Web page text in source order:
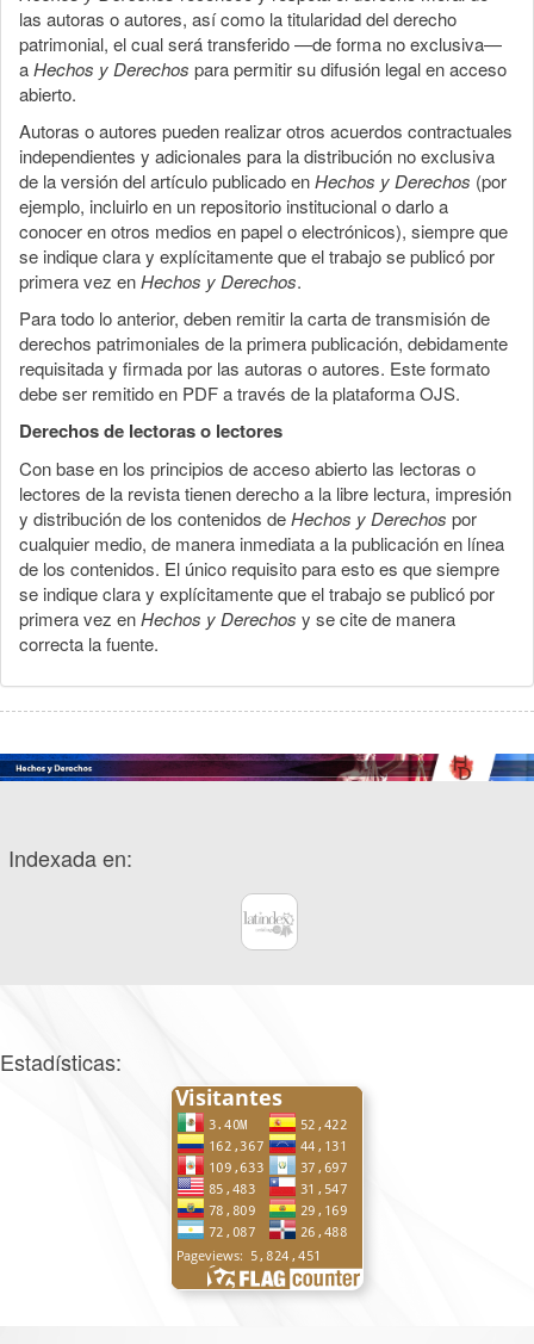
las autoras o autores, así como la titularidad del derecho
patrimonial, el cual será transferido —de forma no exclusiva—
aHechos y Derechos para permitir su difusión legal en acceso
abierto.
Autoras o autores pueden realizar otros acuerdos contractuales
independientes y adicionales para la distribución no exclusiva
de la versión del artículo publicado enHechos y Derechos (por
ejemplo, incluirlo en un repositorio institucional o darlo a
conocer en otros medios en papel o electrónicos), siempre que
se indique clara y explícitamente que el trabajo se publicó por
primera vez enHechos y Derechos.
Para todo lo anterior, deben remitir la carta de transmisión de
derechos patrimoniales de la primera publicación, debidamente
requisitada y firmada por las autoras o autores. Este formato
debe ser remitido en PDF a través de la plataforma OJS.
Derechos de lectoras o lectores
Con base en los principios de acceso abierto las lectoras o
lectores de la revista tienen derecho a la libre lectura, impresión
y distribución de los contenidos deHechos y Derechos por
cualquier medio, de manera inmediata a la publicación en línea
de los contenidos. El único requisito para esto es que siempre
se indique clara y explícitamente que el trabajo se publicó por
primera vez enHechos y Derechos y se cite de manera
correcta la fuente.
Indexada en:
Estadísticas: